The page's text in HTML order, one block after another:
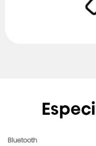
Bluetooth